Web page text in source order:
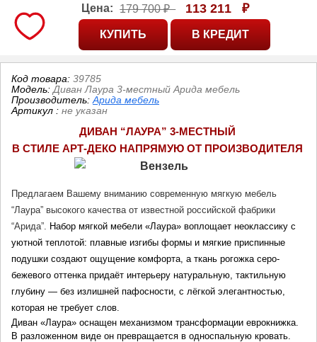
Цена: 179 700 ₽ 113 211 ₽
Код товара: 39785
Модель: Диван Лаура 3-местный Арида мебель
Производитель: Арида мебель
Артикул : не указан
ДИВАН “ЛАУРА” 3-МЕСТНЫЙ
В СТИЛЕ АРТ-ДЕКО НАПРЯМУЮ ОТ ПРОИЗВОДИТЕЛЯ
Предлагаем Вашему вниманию современную мягкую мебель
“Лаура” высокого качества от известной российской фабрики
“Арида”. Набор мягкой мебели «Лаура» воплощает неоклассику с
уютной теплотой: плавные изгибы формы и мягкие приспинные
подушки создают ощущение комфорта, а ткань рогожка серо-
бежевого оттенка придаёт интерьеру натуральную, тактильную
глубину — без излишней пафосности, с лёгкой элегантностью,
которая не требует слов.
Диван «Лаура» оснащен механизмом трансформации еврокнижка.
В разложенном виде он превращается в односпальную кровать.